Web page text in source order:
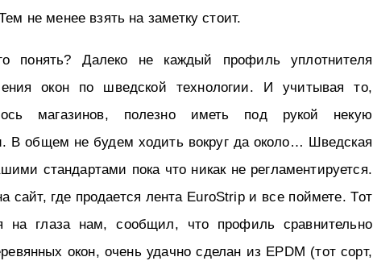
не менее взять на заметку стоит.
понять? Далеко не каждый профиль уплотнителя
окон по шведской технологии. И учитывая то,
магазинов, полезно иметь под рукой некую
В общем не будем ходить вокруг да около… Шведская
стандартами пока что никак не регламентируется.
сайт, где продается лента EuroStrip и все поймете. Тот
на глаза нам, сообщил, что профиль сравнительно
окон, очень удачно сделан из EPDM (тот сорт,